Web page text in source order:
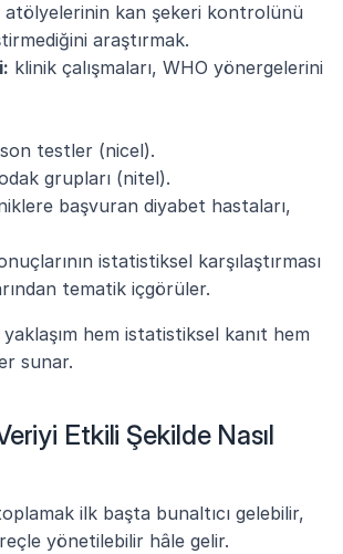
atölyelerinin kan şekeri kontrolünü
araştırmak.
klinik çalışmaları, WHO yönergelerini
testler (nicel).
grupları (nitel).
başvuran diyabet hastaları,
istatistiksel karşılaştırması
tematik içgörüler.
hem istatistiksel kanıt hem
sunar.
Etkili Şekilde Nasıl
ilk başta bunaltıcı gelebilir,
yönetilebilir hâle gelir.